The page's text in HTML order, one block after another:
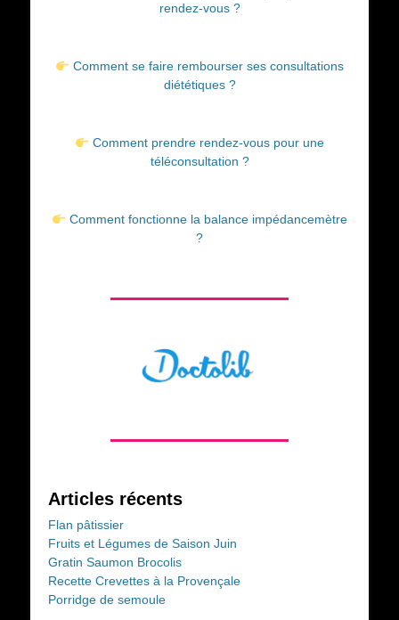
rendez-vous ?
Comment se faire rembourser ses consultations
diététiques ?
Comment prendre rendez-vous pour une
téléconsultation ?
Comment fonctionne la balance impédancemètre
?
Articles récents
Flan pâtissier
Fruits et Légumes de Saison Juin
Gratin Saumon Brocolis
Recette Crevettes à la Provençale
Porridge de semoule